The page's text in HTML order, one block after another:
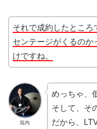
それで成約したところ
センテージがくるのか
けですね。
垣内
めっちゃ、
そして、そ
だから、